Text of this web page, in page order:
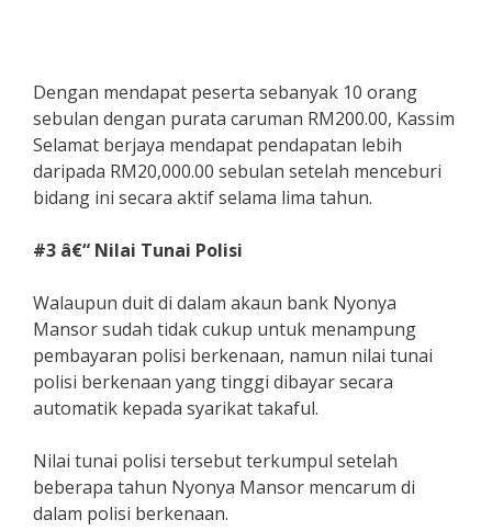
Dengan mendapat peserta sebanyak 10 orang
sebulan dengan purata caruman RM200.00, Kassim
Selamat berjaya mendapat pendapatan lebih
daripada RM20,000.00 sebulan setelah menceburi
bidang ini secara aktif selama lima tahun.
#3 â€“ Nilai Tunai Polisi
Walaupun duit di dalam akaun bank Nyonya
Mansor sudah tidak cukup untuk menampung
pembayaran polisi berkenaan, namun nilai tunai
polisi berkenaan yang tinggi dibayar secara
automatik kepada syarikat takaful.
Nilai tunai polisi tersebut terkumpul setelah
beberapa tahun Nyonya Mansor mencarum di
dalam polisi berkenaan.